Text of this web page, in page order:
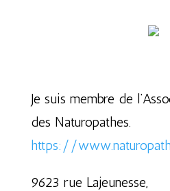
Je suis membre de
des Naturopathes.
https://
9623 rue Lajeunesse,